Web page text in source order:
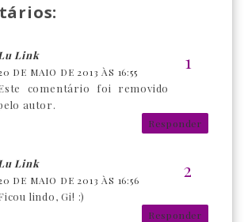
Link
DE MAIO DE 2013 ÀS 16:55
comentário foi removido
autor.
Responder
Link
DE MAIO DE 2013 ÀS 16:56
lindo, Gi! :)
Responder